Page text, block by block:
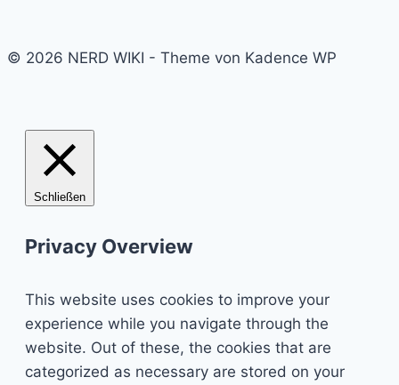
© 2026 NERD WIKI - Theme von Kadence WP
Schließen
Privacy Overview
This website uses cookies to improve your
experience while you navigate through the
website. Out of these, the cookies that are
categorized as necessary are stored on your